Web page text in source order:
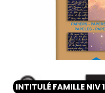
INTITULÉ FAMILLE NIV 1